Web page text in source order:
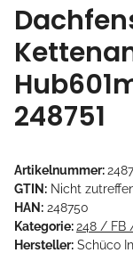
248751
Artikelnummer:
GTIN: Nicht
HAN: 248750
Kategorie:248 / FB
Hersteller: Schüco